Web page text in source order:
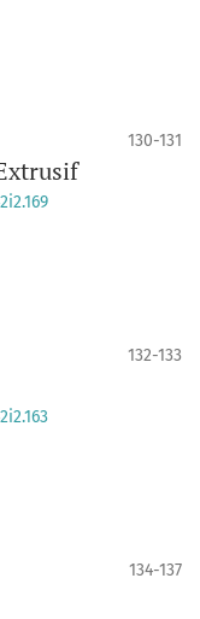
130-131
132-133
134-137